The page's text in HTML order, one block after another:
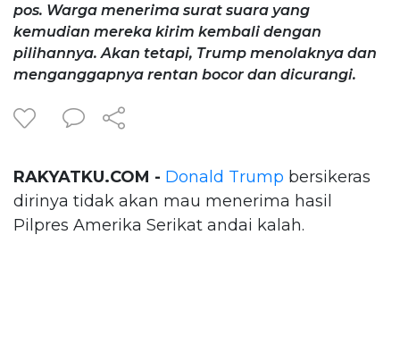
pos. Warga menerima surat suara yang
kemudian mereka kirim kembali dengan
pilihannya. Akan tetapi, Trump menolaknya dan
menganggapnya rentan bocor dan dicurangi.
RAKYATKU.COM - Donald Trump bersikeras
dirinya tidak akan mau menerima hasil
Pilpres Amerika Serikat andai kalah.